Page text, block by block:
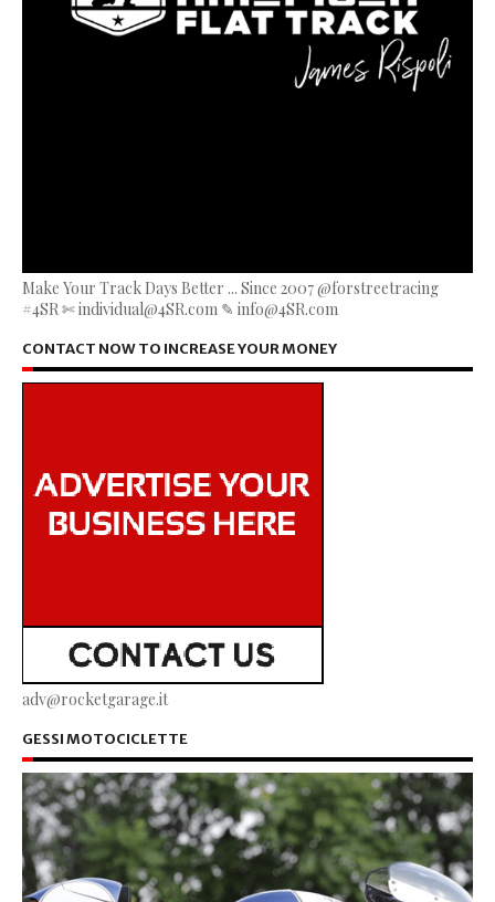
Make Your Track Days Better ... Since 2007 @forstreetracing
#4SR ✄ individual@4SR.com ✎ info@4SR.com
CONTACT NOW TO INCREASE YOUR MONEY
adv@rocketgarage.it
GESSI MOTOCICLETTE